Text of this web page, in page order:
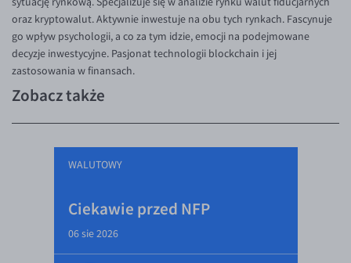
oraz kryptowalut. Aktywnie inwestuje na obu tych rynkach. Fascynuje
go wpływ psychologii, a co za tym idzie, emocji na podejmowane
decyzje inwestycyjne. Pasjonat technologii blockchain i jej
zastosowania w finansach.
Zobacz także
WALUTOWY
Ciekawie przed NFP
06 sie 2026